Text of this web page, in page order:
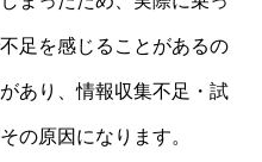
足を感じることがあるの
あり、情報収集不足・試
の原因になります。